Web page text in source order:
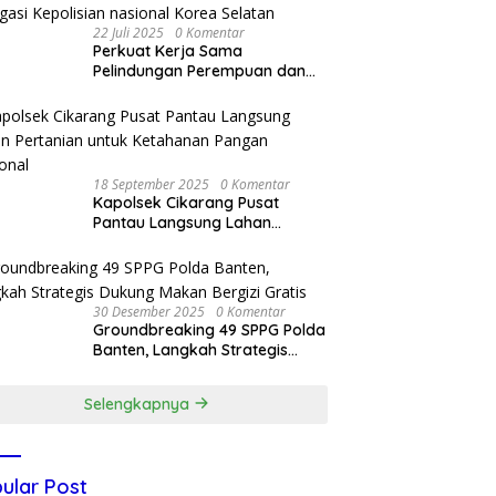
22 Juli 2025 0 Komentar
Perkuat Kerja Sama
Pelindungan Perempuan dan
Kunjungan Delegasi Kepolisian
nasional Korea Selatan
18 September 2025 0 Komentar
Kapolsek Cikarang Pusat
Pantau Langsung Lahan
Pangan Nasional
30 Desember 2025 0 Komentar
Groundbreaking 49 SPPG Polda
Banten, Langkah Strategis
Selengkapnya
Post